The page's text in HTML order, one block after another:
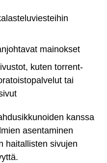
mainokset
kuten torrent-
tai
kanssa
asentaminen
haitallisten sivujen